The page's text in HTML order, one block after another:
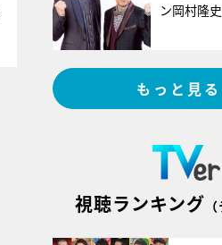
ン岡村隆
もっと見る
視聴ランキング